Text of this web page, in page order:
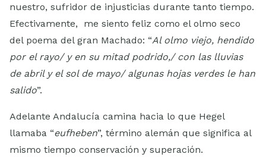
nuestro, sufridor de injusticias durante tanto tiempo.
Efectivamente, me siento feliz como el olmo seco
del poema del gran Machado: “Al olmo viejo, hendido
por el rayo/ y en su mitad podrido,/ con las lluvias
de abril y el sol de mayo/ algunas hojas verdes le han
salido”.
Adelante Andalucía camina hacia lo que Hegel
llamaba “eufheben”, término alemán que significa al
mismo tiempo conservación y superación.